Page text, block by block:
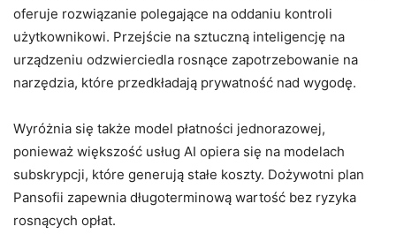
oferuje rozwiązanie polegające na oddaniu kontroli
użytkownikowi. Przejście na sztuczną inteligencję na
urządzeniu odzwierciedla rosnące zapotrzebowanie na
narzędzia, które przedkładają prywatność nad wygodę.
Wyróżnia się także model płatności jednorazowej,
ponieważ większość usług AI opiera się na modelach
subskrypcji, które generują stałe koszty. Dożywotni plan
Pansofii zapewnia długoterminową wartość bez ryzyka
rosnących opłat.